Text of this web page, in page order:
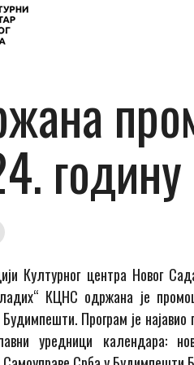
годину
Културног центра Новог
КЦНС одржана је
Будимпешти. Програм је
уредници календара: